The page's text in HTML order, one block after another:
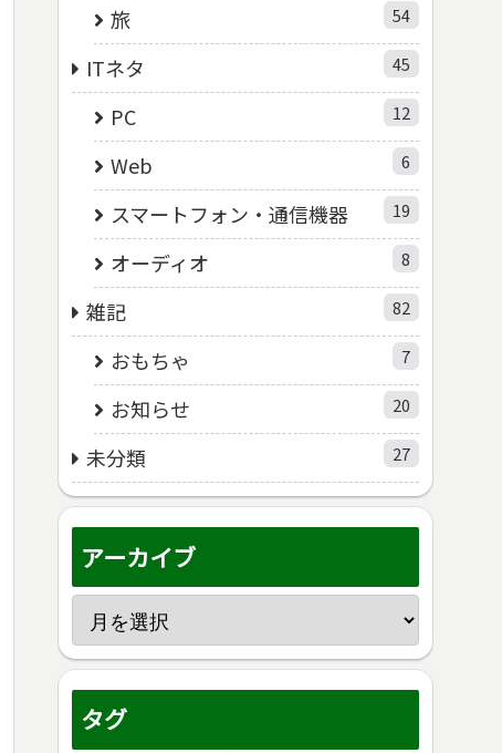
旅 54
ITネタ 45
PC 12
Web 6
スマートフォン・通信機器 19
オーディオ 8
雑記 82
おもちゃ 7
お知らせ 20
未分類 27
アーカイブ
タグ